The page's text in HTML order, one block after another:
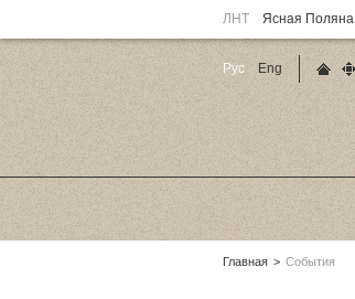
ЛНТ Ясная Поляна
Родительские
Главная События
Рус
Eng